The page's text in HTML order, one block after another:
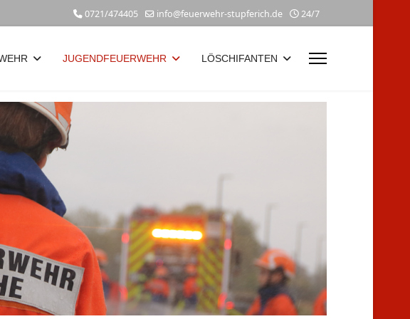
0721/474405 info@feuerwehr-stupferich.de 24/7
JUGENDFEUERWEHR LÖSCHIFANTEN